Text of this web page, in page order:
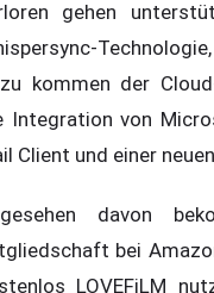
gehen
kommen der
Integration von
Client und einer
davon
bei
LOVEFiLM